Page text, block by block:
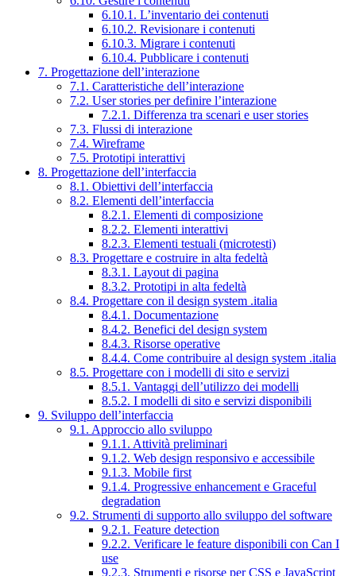
6.10.1. L’inventario dei contenuti
6.10.2. Revisionare i contenuti
6.10.3. Migrare i contenuti
6.10.4. Pubblicare i contenuti
7. Progettazione dell’interazione
7.1. Caratteristiche dell’interazione
7.2. User stories per definire l’interazione
7.2.1. Differenza tra scenari e user stories
7.3. Flussi di interazione
7.4. Wireframe
7.5. Prototipi interattivi
8. Progettazione dell’interfaccia
8.1. Obiettivi dell’interfaccia
8.2. Elementi dell’interfaccia
8.2.1. Elementi di composizione
8.2.2. Elementi interattivi
8.2.3. Elementi testuali (microtesti)
8.3. Progettare e costruire in alta fedeltà
8.3.1. Layout di pagina
8.3.2. Prototipi in alta fedeltà
8.4. Progettare con il design system .italia
8.4.1. Documentazione
8.4.2. Benefici del design system
8.4.3. Risorse operative
8.4.4. Come contribuire al design system .italia
8.5. Progettare con i modelli di sito e servizi
8.5.1. Vantaggi dell’utilizzo dei modelli
8.5.2. I modelli di sito e servizi disponibili
9. Sviluppo dell’interfaccia
9.1. Approccio allo sviluppo
9.1.1. Attività preliminari
9.1.2. Web design responsivo e accessibile
9.1.3. Mobile first
9.1.4. Progressive enhancement e Graceful
degradation
9.2. Strumenti di supporto allo sviluppo del software
9.2.1. Feature detection
9.2.2. Verificare le feature disponibili con Can I
use
9.2.3. Strumenti e risorse per CSS e JavaScript